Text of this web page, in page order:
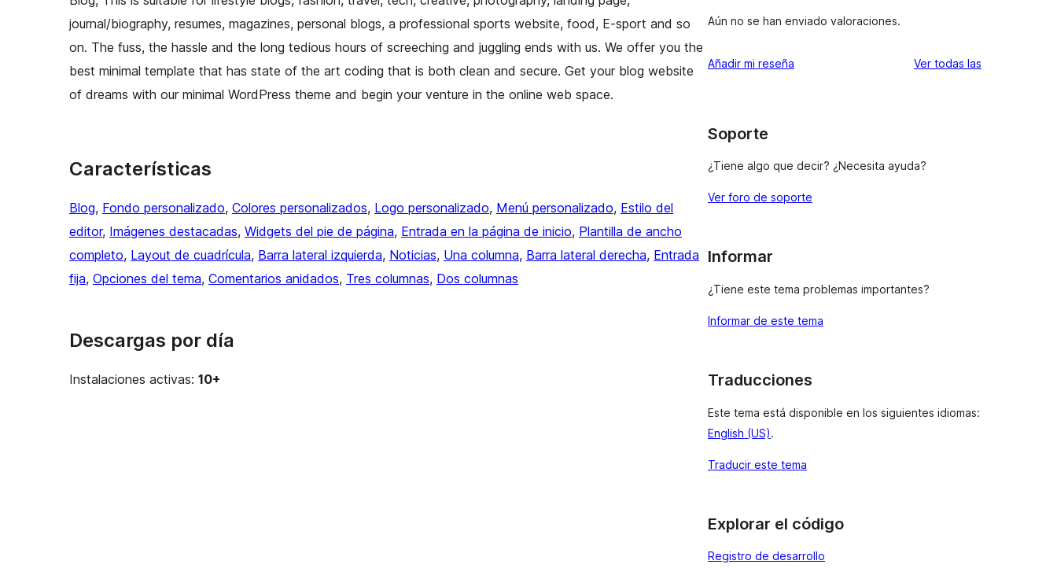
journal/biography, resumes, magazines, personal blogs, a professional sports website, food, E-sport and so
on. The fuss, the hassle and the long tedious hours of screeching and juggling ends with us. We offer you the
best minimal template that has state of the art coding that is both clean and secure. Get your blog website
of dreams with our minimal WordPress theme and begin your venture in the online web space.
Características
Blog, Fondo personalizado, Colores personalizados, Logo personalizado, Menú personalizado, Estilo del
editor, Imágenes destacadas, Widgets del pie de página, Entrada en la página de inicio, Plantilla de ancho
completo, Layout de cuadrícula, Barra lateral izquierda, Noticias, Una columna, Barra lateral derecha, Entrada
fija, Opciones del tema, Comentarios anidados, Tres columnas, Dos columnas
Descargas por día
Instalaciones activas: 10+
Aún no se han enviado valoraciones.
Añadir mi reseña Ver todas las
Soporte
¿Tiene algo que decir? ¿Necesita ayuda?
Ver foro de soporte
Informar
¿Tiene este tema problemas importantes?
Informar de este tema
Traducciones
Este tema está disponible en los siguientes idiomas:
English (US).
Traducir este tema
Explorar el código
Registro de desarrollo